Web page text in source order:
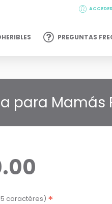
ACCEDER
PREGUNTAS
para Mamás
caractères)